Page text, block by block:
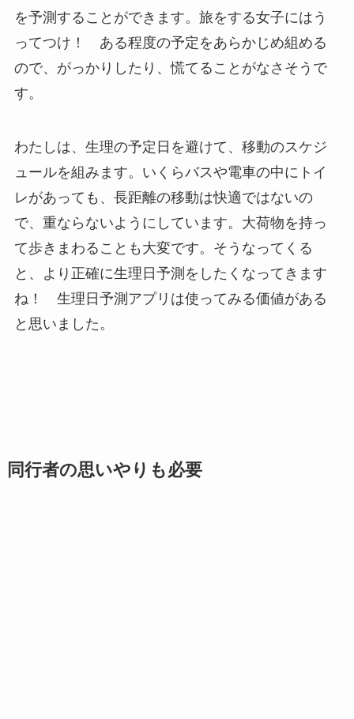
を予測することができます。旅をする女子にはう
ってつけ！ ある程度の予定をあらかじめ組める
ので、がっかりしたり、慌てることがなさそうで
す。
わたしは、生理の予定日を避けて、移動のスケジ
ュールを組みます。いくらバスや電車の中にトイ
レがあっても、長距離の移動は快適ではないの
で、重ならないようにしています。大荷物を持っ
て歩きまわることも大変です。そうなってくる
と、より正確に生理日予測をしたくなってきます
ね！ 生理日予測アプリは使ってみる価値がある
と思いました。
同行者の思いやりも必要